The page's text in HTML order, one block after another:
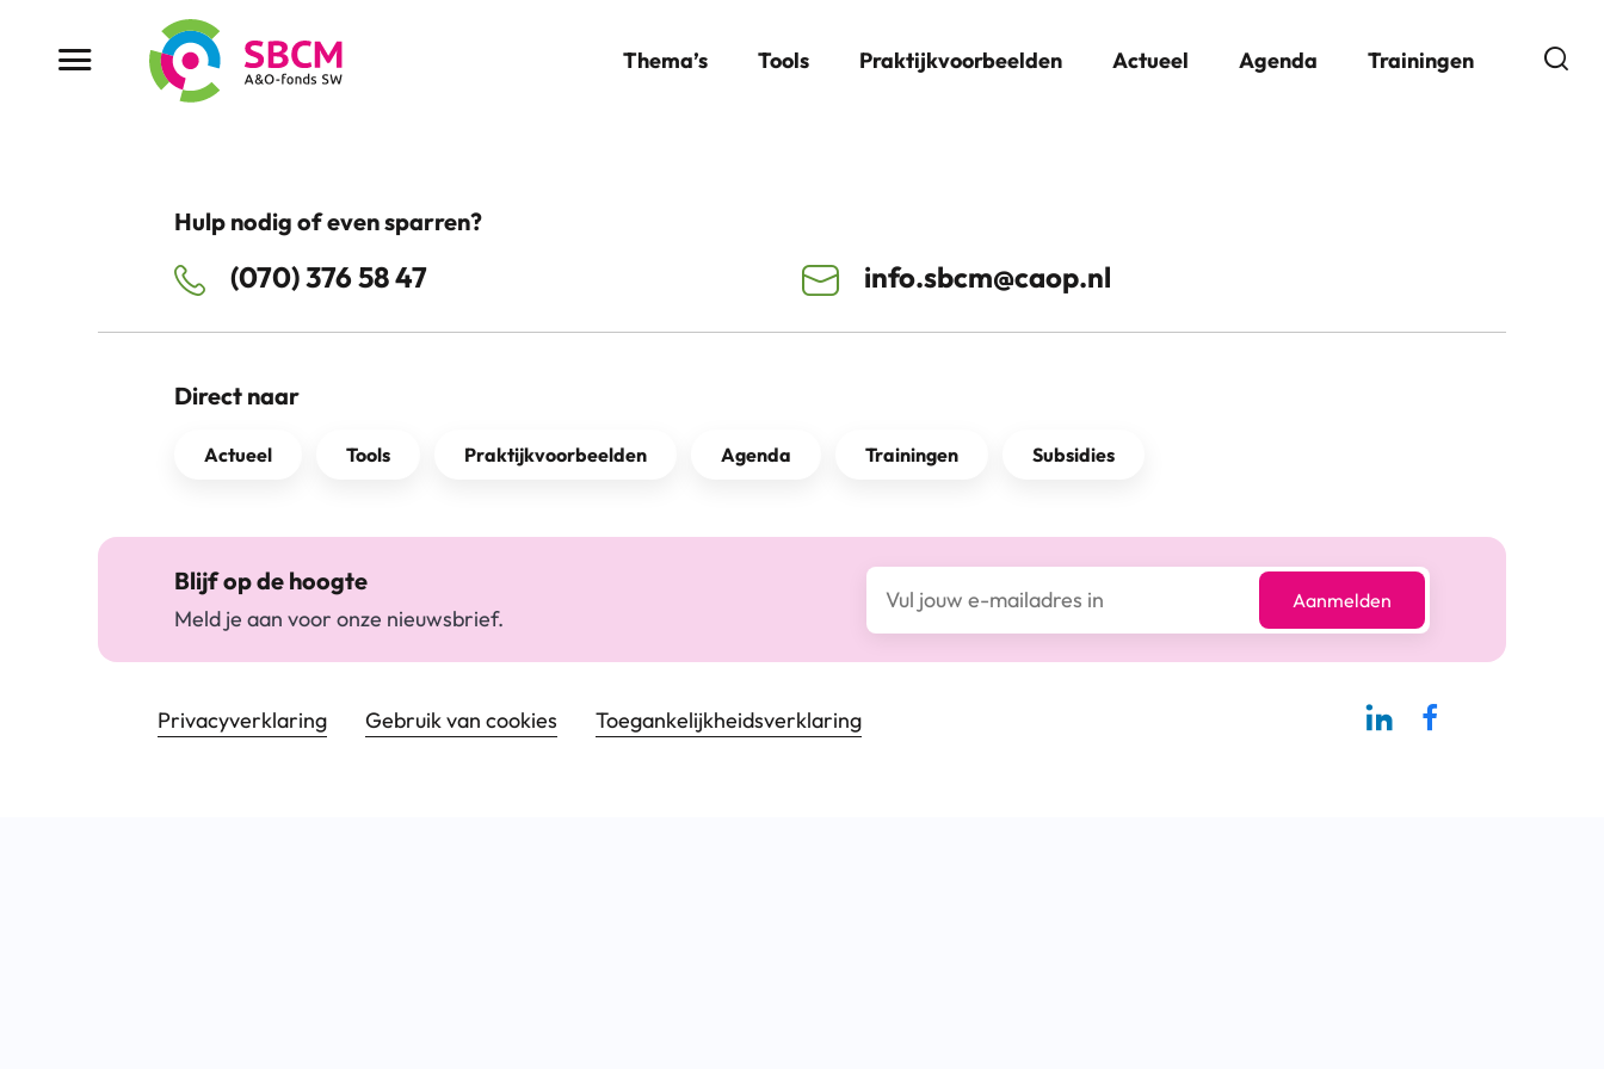
Menu button Thema’s Tools Praktijkvoorbeelden Actueel Agenda Trainingen
Hulp nodig of even sparren?
(070) 376 58 47 info.sbcm@caop.nl
Direct naar
Actueel Tools Praktijkvoorbeelden Agenda Trainingen Subsidies
Blijf op de hoogte
Meld je aan voor onze nieuwsbrief.
E-mailadres*
Aanmelden
Footer navigatie
Privacyverklaring Gebruik van cookies Toegankelijkheids­verklaring
Linkedin-pagina SBCM
Facebook SBCM